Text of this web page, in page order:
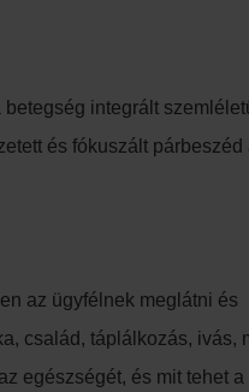
integrált
és fókuszált párbeszéd
az ügyfélnek meglátni és
család, táplálkozás, ivás,
egészségét, és mit tehet a